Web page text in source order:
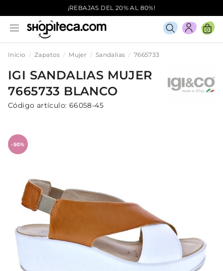
¡REBAJAS DEL 20% AL 80%!
0
Inicio Zapatos Mujer Sandalias 7665733
IGI SANDALIAS MUJER
7665733 BLANCO
Código artículo: 66058-45
-50%